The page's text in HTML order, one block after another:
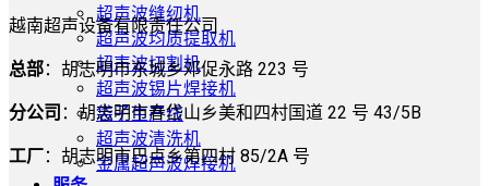
超声波缝纫机
超声波均质提取机
超声波切割机
超声波锡片焊接机
袋子生产线
超声波清洗机
金属超声波焊接机
越南超声设备有限责任公司
总部：胡志明市东城乡邓促永路 223 号
分公司 ：胡志明市春岱山乡美和四村国道 22 号 43/5B
工厂：胡志明市巴点乡第四村 85/2A 号